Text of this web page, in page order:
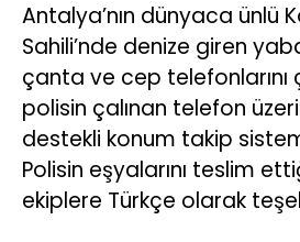
Antalya’nın dünyaca ünlü
Sahili’nde denize giren
çanta ve cep telefonlarını
polisin çalınan telefon
destekli konum takip
Polisin eşyalarını teslim
ekiplere Türkçe olarak